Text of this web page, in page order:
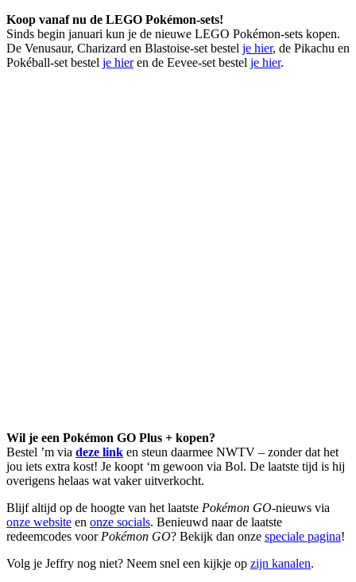
Koop vanaf nu de LEGO Pokémon-sets!
Sinds begin januari kun je de nieuwe LEGO Pokémon-sets kopen.
De Venusaur, Charizard en Blastoise-set bestel je hier, de Pikachu en
Pokéball-set bestel je hieren de Eevee-set bestel je hier.
Wil je een Pokémon GO Plus + kopen?
Bestel ’m via deze link en steun daarmee NWTV – zonder dat het
jou iets extra kost! Je koopt ‘m gewoon via Bol. De laatste tijd is hij
overigens helaas wat vaker uitverkocht.
Blijf altijd op de hoogte van het laatste Pokémon GO-nieuws via
onze website en onze socials. Benieuwd naar de laatste
redeemcodes voor Pokémon GO? Bekijk dan onze speciale pagina!
Volg je Jeffry nog niet? Neem snel een kijkje op zijn kanalen.